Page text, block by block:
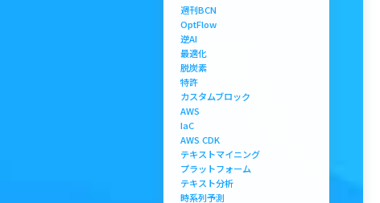
週刊BCN
OptFlow
逆AI
最適化
脱炭素
特許
カスタムブロック
AWS
IaC
AWS CDK
テキストマイニング
プラットフォーム
テキスト分析
時系列予測